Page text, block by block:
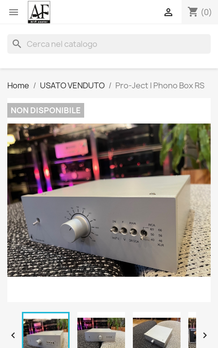
 shopping_cart (0)

search
Home USATO VENDUTO Pro-Ject | Phono Box RS
NON DISPONIBILE
 